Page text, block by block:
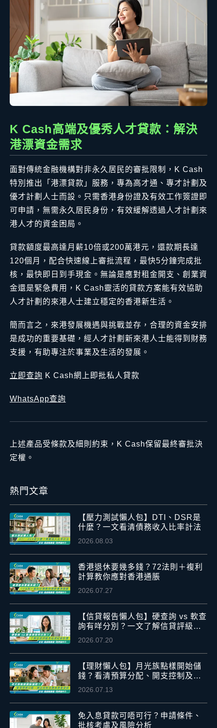
K Cash高端及優秀人才貸款：解決
港漂資金需求
面對傳統金融機構對非永久居民的審批限制，K Cash
特別推出「港漂貸款」服務，專為高才通、專才計劃及
優才計劃人士而設。只需香港身份證及有效工作簽證即
可申請，無需永久居民身份，有效緩解透過人才計劃來
港人才的資金困局。
貸款額度最高達月薪10倍或200萬港元，還款期長達
120個月，配合快速線上審批流程，最快5分鐘完成批
核，最快即日到手現金。無論是應對租金開支、創業資
金還是緊急費用，K Cash靈活的貸款方案能有效協助
人才計劃的來港人士建立穩定的香港新生活。
簡而言之，來港發展機遇與挑戰並存，合理的資金安排
是成功的重要基礎，經人才計劃新來港人士能得到財務
支援，有助專注於事業及生活的發展。
立即查詢 K Cash網上即批私人貸款
WhatsApp查詢
上述產品受條款及細則約束，K Cash保留最終審批決
定權。
熱門文章
【壓力測試懶人包】DTI、DSR是
什麼？一文看清債務收入比率計法
2026.08.03
香港退休要幾多錢？72法則＋複利
計算教你應對香港通脹
2026.07.27
【信貸報告懶人包】硬查詢 vs 軟查
詢有咩分別？一文了解信貸評級及
信貸紀錄影響
2026.07.20
【理財懶人包】月光族點樣開始儲
錢？看清預算分配、開支控制及應
急資金安排
2026.07.13
免入息貸款可唔可行？申請條件、
批核考慮及風險分析